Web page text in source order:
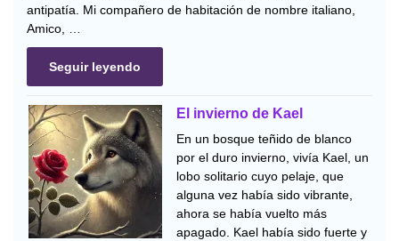
antipatía. Mi compañero de habitación de nombre italiano,
Amico, …
Seguir leyendo
El invierno de Kael
En un bosque teñido de blanco
por el duro invierno, vivía Kael, un
lobo solitario cuyo pelaje, que
alguna vez había sido vibrante,
ahora se había vuelto más
apagado. Kael había sido fuerte y